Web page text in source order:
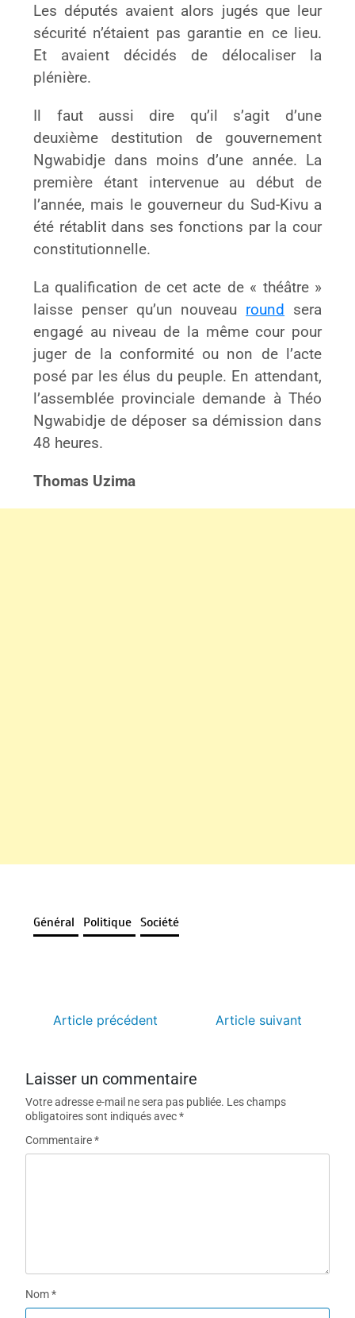
Les députés avaient alors jugés que leur
sécurité n’étaient pas garantie en ce lieu.
Et avaient décidés de délocaliser la
plénière.
Il faut aussi dire qu’il s’agit d’une
deuxième destitution de gouvernement
Ngwabidje dans moins d’une année. La
première étant intervenue au début de
l’année, mais le gouverneur du Sud-Kivu a
été rétablit dans ses fonctions par la cour
constitutionnelle.
La qualification de cet acte de « théâtre »
laisse penser qu’un nouveau round
sera
engagé au niveau de la même cour pour
juger de la conformité ou non de l’acte
posé par les élus du peuple. En attendant,
l’assemblée provinciale demande à Théo
Ngwabidje de déposer sa démission dans
48 heures.
Thomas Uzima
Général Politique Société
Article précédent Article suivant
Laisser un commentaire
Votre adresse e-mail ne sera pas publiée. Les champs
obligatoires sont indiqués avec*
Commentaire*
Nom*